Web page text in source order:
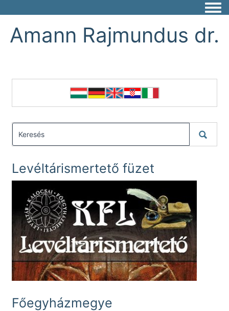
Amann Rajmundus dr.
Levéltárismertető füzet
Főegyházmegye